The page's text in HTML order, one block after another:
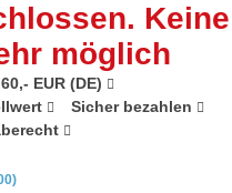
Keine
möglich
EUR (DE)
Sicher bezahlen